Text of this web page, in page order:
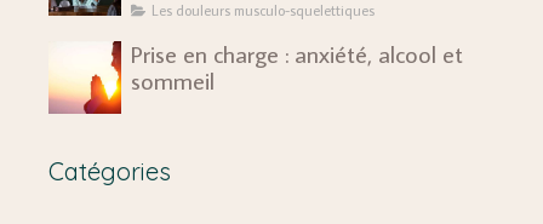
Les douleurs musculo-squelettiques
Prise en charge : anxiété, alcool et
sommeil
Catégories